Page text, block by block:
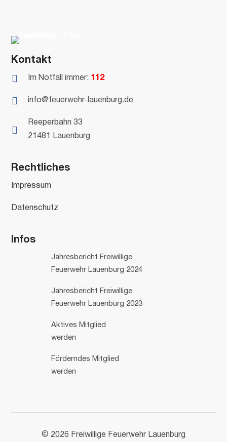
Kontakt
 Im Notfall immer: 112
 info@feuerwehr-lauenburg.de

Reeperbahn 33
21481 Lauenburg
Rechtliches
Impressum
Datenschutz
Infos
Jahresbericht Freiwillige
Feuerwehr Lauenburg 2024
Jahresbericht Freiwillige
Feuerwehr Lauenburg 2023
Aktives Mitglied
werden
Förderndes Mitglied
werden
© 2026 Freiwillige Feuerwehr Lauenburg